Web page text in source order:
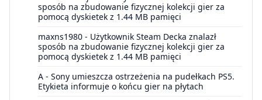
sposób na zbudowanie fizycznej kolekcji gier za
pomocą dyskietek z 1.44 MB pamięci
maxns1980 - Użytkownik Steam Decka znalazł
sposób na zbudowanie fizycznej kolekcji gier za
pomocą dyskietek z 1.44 MB pamięci
A - Sony umieszcza ostrzeżenia na pudełkach PS5.
Etykieta informuje o końcu gier na płytach